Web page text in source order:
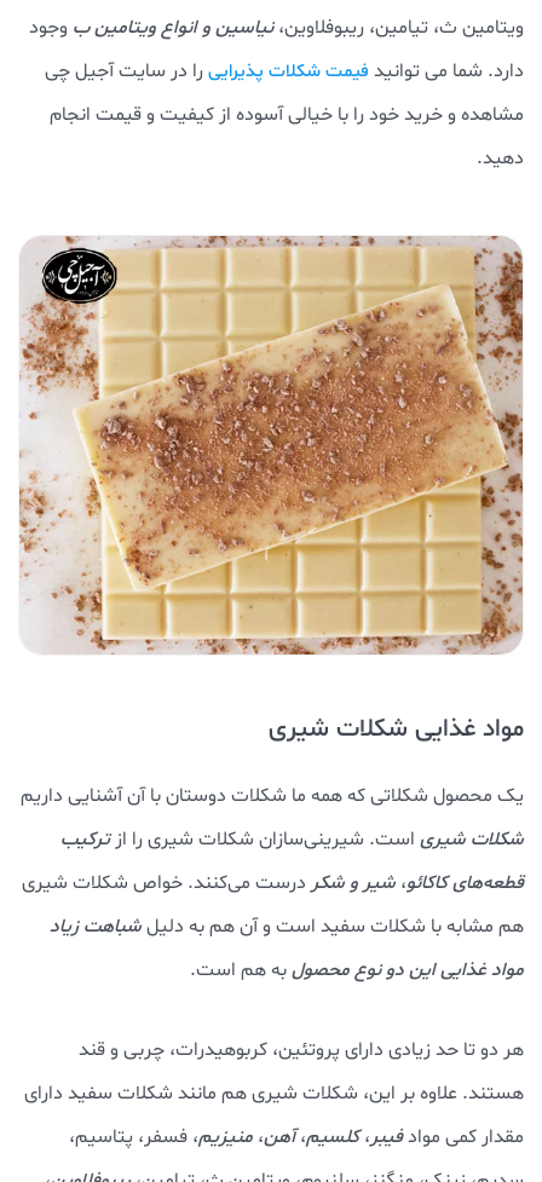
ویتامین ث، تیامین، ریبوفلاوین،نیاسین و انواع ویتامین ب وجود
دارد. شما می توانید فیمت شکلات پذیرایی را در سایت آجیل چی
مشاهده و خرید خود را با خیالی آسوده از کیفیت و قیمت انجام
دهید.
مواد غذایی شکلات شیری
یک محصول شکلاتی که همه ما شکلات دوستان با آن آشنایی داریم
شکلات شیری است. شیرینی‌سازان شکلات شیری را ازترکیب
قطعه‌های کاکائو، شیر و شکر درست می‌کنند. خواص شکلات شیری
هم مشابه با شکلات سفید است و آن هم به دلیلشباهت زیاد
مواد غذایی این دو نوع محصولبه هم است.
هر دو تا حد زیادی دارای پروتئین، کربوهیدرات، چربی و قند
هستند. علاوه بر این، شکلات شیری هم مانند شکلات سفید دارای
مقدار کمی موادفیبر،کلسیم،آهن، منیزیم، فسفر، پتاسیم،